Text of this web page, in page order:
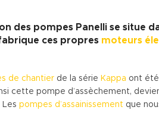
des pompes Panelli se situe
ces propres moteurs
de chantier de la série Kappa ont
cette pompe d’assèchement,
Les pompes d’assainissement que